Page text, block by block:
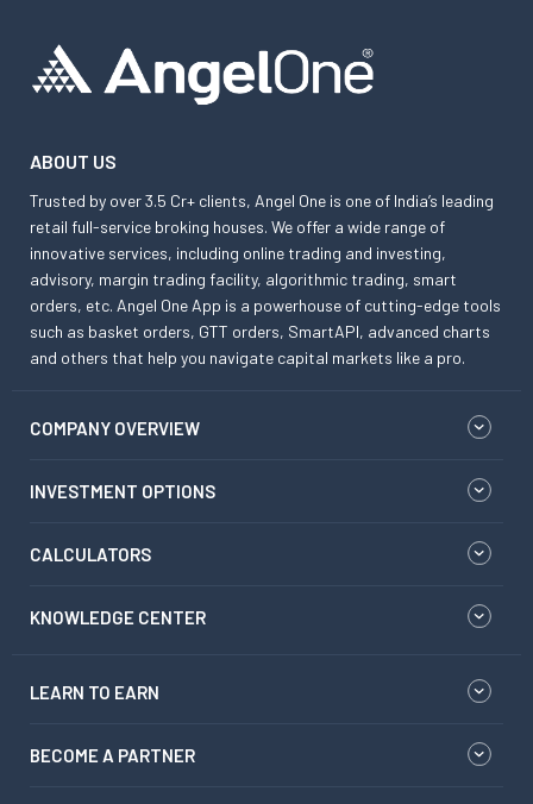
ABOUT US
Trusted by over 3.5 Cr+ clients, Angel One is one of India’s leading
retail full-service broking houses. We offer a wide range of
innovative services, including online trading and investing,
advisory, margin trading facility, algorithmic trading, smart
orders, etc. Angel One App is a powerhouse of cutting-edge tools
such as basket orders, GTT orders, SmartAPI, advanced charts
and others that help you navigate capital markets like a pro.
COMPANY OVERVIEW
INVESTMENT OPTIONS
CALCULATORS
KNOWLEDGE CENTER
LEARN TO EARN
BECOME A PARTNER